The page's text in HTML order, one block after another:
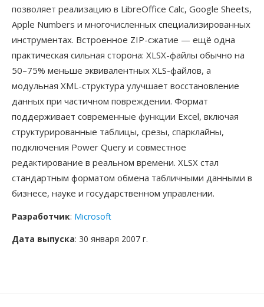
позволяет реализацию в LibreOffice Calc, Google Sheets,
Apple Numbers и многочисленных специализированных
инструментах. Встроенное ZIP-сжатие — ещё одна
практическая сильная сторона: XLSX-файлы обычно на
50–75% меньше эквивалентных XLS-файлов, а
модульная XML-структура улучшает восстановление
данных при частичном повреждении. Формат
поддерживает современные функции Excel, включая
структурированные таблицы, срезы, спарклайны,
подключения Power Query и совместное
редактирование в реальном времени. XLSX стал
стандартным форматом обмена табличными данными в
бизнесе, науке и государственном управлении.
Разработчик: Microsoft
Дата выпуска: 30 января 2007 г.